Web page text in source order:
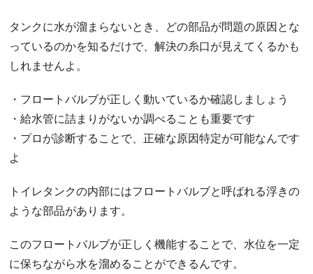
タンクに水が溜まらないとき、どの部品が問題の原因とな
っているのかを知るだけで、解決の糸口が見えてくるかも
しれませんよ。
・フロートバルブが正しく動いているか確認しましょう
・給水管に詰まりがないか調べることも重要です
・プロが診断することで、正確な原因特定が可能なんです
よ
トイレタンクの内部にはフロートバルブと呼ばれる浮きの
ような部品があります。
このフロートバルブが正しく機能することで、水位を一定
に保ちながら水を溜めることができるんです。